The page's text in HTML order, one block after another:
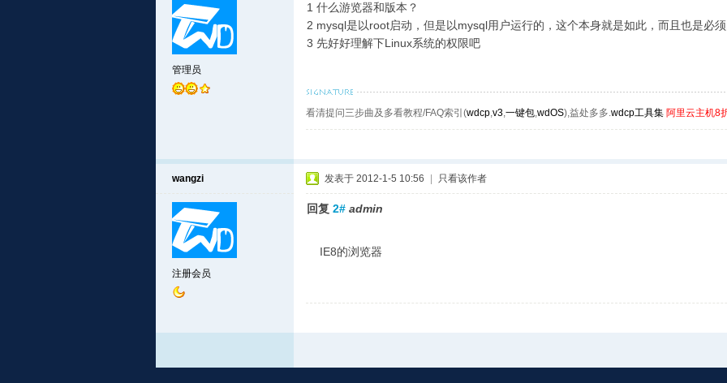
管理员
1 什么游览器和版本？
2 mysql是以root启动，但是以mysql用户运行的，这个本身就是如此，而且也是必
3 先好好理解下Linux系统的权限吧
看清提问三步曲及多看教程/FAQ索引(wdcp,v3,一键包,wdOS),益处多多.wdcp工具集 阿里云主机8
wangzi
注册会员
发表于 2012-1-5 10:56 只看该作者
回复 2# admin
IE8的浏览器